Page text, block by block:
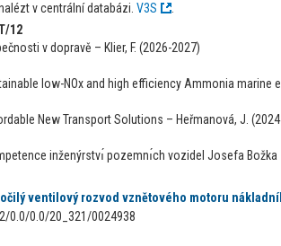
v centrální databázi. V3S
12
v dopravě – Klier, F. (2026-2027)
low-NOx and high efficiency Ammonia marine
New Transport Solutions – Heřmanová, J.
inženýrstvı́ pozemnı́ch vozidel Josefa Božka
ventilový rozvod vznětového motoru
0.0/0.0/20_321/0024938